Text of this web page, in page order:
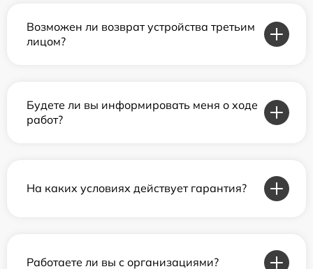
Возможен ли возврат устройства третьим
лицом?
Будете ли вы информировать меня о ходе
работ?
На каких условиях действует гарантия?
Работаете ли вы с организациями?